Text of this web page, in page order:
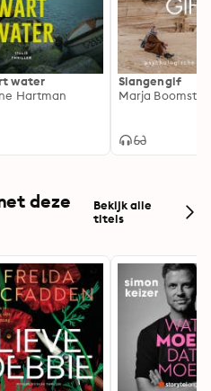
water
Hartman
Slangengif
Marja Boomstra
deze
Bekijk alle
titels